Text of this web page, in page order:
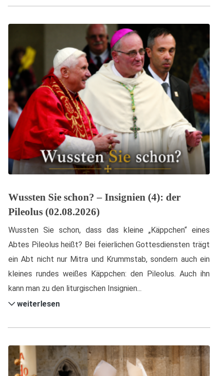
Wussten Sie schon? – Insignien (4): der
Pileolus (02.08.2026)
Wussten Sie schon, dass das kleine „Käppchen“ eines
Abtes Pileolus heißt? Bei feierlichen Gottesdiensten trägt
ein Abt nicht nur Mitra und Krummstab, sondern auch ein
kleines rundes weißes Käppchen: den Pileolus. Auch ihn
kann man zu den liturgischen Insignien...
weiterlesen